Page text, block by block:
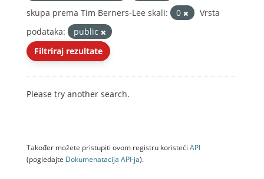
skupa prema Tim Berners-Lee skali:
0
Vrsta
podataka:
public
Filtriraj rezultate
Please try another search.
Također možete pristupiti ovom registru koristeći API
(pogledajte Dokumenаtаcijа API-jа).